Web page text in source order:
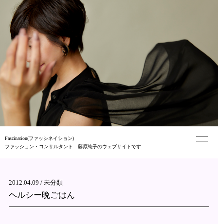
Fascination(ファッシネイション)
ファッション・コンサルタント 藤原純子のウェブサイトです
2012.04.09 / 未分類
ヘルシー晩ごはん